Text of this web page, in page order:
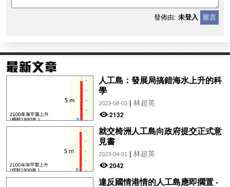
發佈由: 未登入 留言
人工島：發展局搞錯海水上升的科
學
2023-08-03| 林超英
2132
就交椅洲人工島向政府提交正式意
見書
2023-04-01 | 林超英
2042
違反國情港情的人工島應即擱置 -